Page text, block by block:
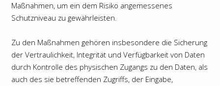
Maßnahmen, um ein dem Risiko angemessenes
Schutzniveau zu gewährleisten.
Zu den Maßnahmen gehören insbesondere die Sicherung
der Vertraulichkeit, Integrität und Verfügbarkeit von Daten
durch Kontrolle des physischen Zugangs zu den Daten, als
auch des sie betreffenden Zugriffs, der Eingabe,